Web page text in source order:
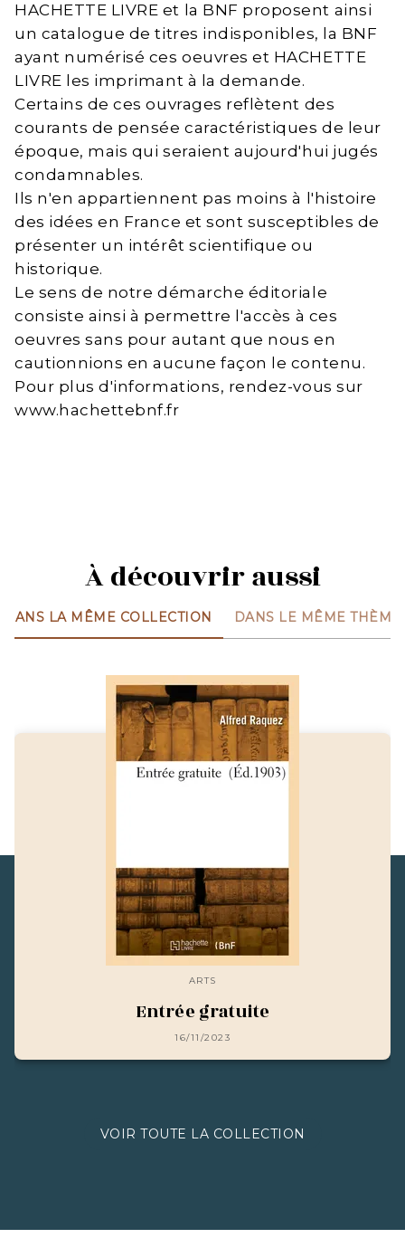
HACHETTE LIVRE et la BNF proposent ainsi
un catalogue de titres indisponibles, la BNF
ayant numérisé ces oeuvres et HACHETTE
LIVRE les imprimant à la demande.
Certains de ces ouvrages reflètent des
courants de pensée caractéristiques de leur
époque, mais qui seraient aujourd'hui jugés
condamnables.
Ils n'en appartiennent pas moins à l'histoire
des idées en France et sont susceptibles de
présenter un intérêt scientifique ou
historique.
Le sens de notre démarche éditoriale
consiste ainsi à permettre l'accès à ces
oeuvres sans pour autant que nous en
cautionnions en aucune façon le contenu.
Pour plus d'informations, rendez-vous sur
www.hachettebnf.fr
À découvrir aussi
DANS LA MÊME COLLECTION DANS LE MÊME THÈME
ARTS
Entrée gratuite
16/11/2023
VOIR TOUTE LA COLLECTION